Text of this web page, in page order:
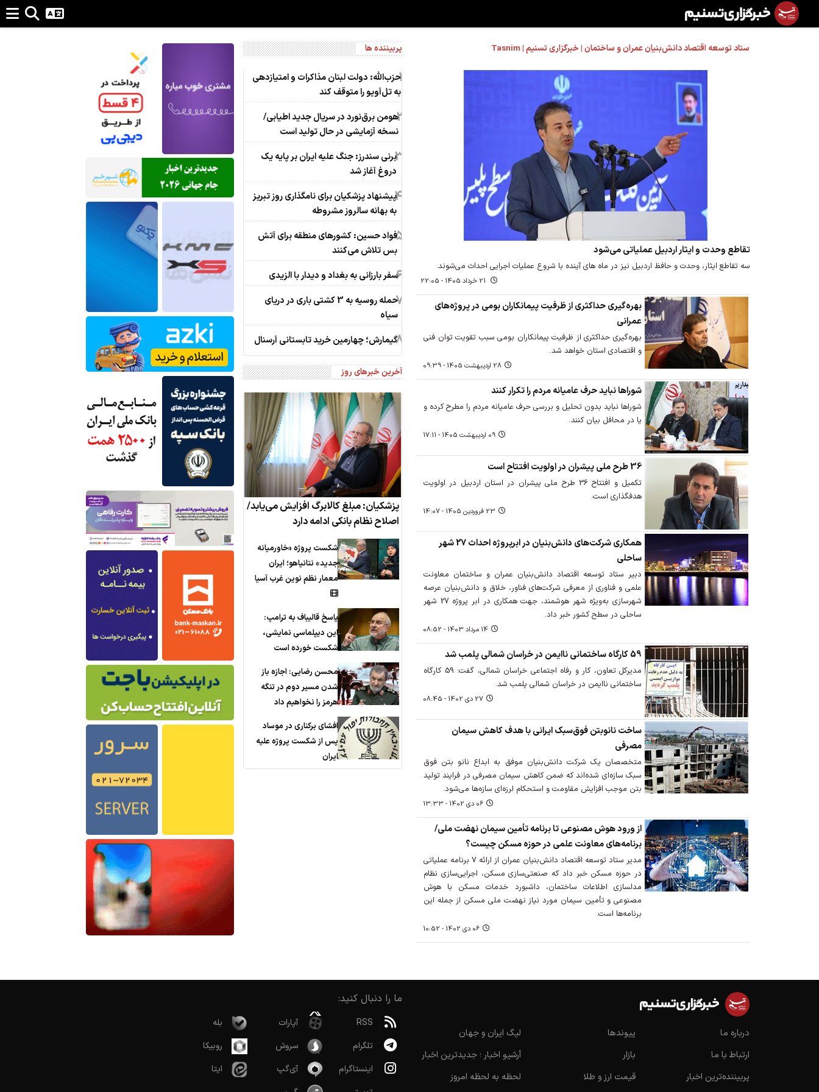
ستاد توسعه اقتصاد دانش‌بنیان عمران و ساختمان | خبرگزاری تسنیم | Tasnim
تقاطع وحدت و ایثار اردبیل عملیاتی می‌شود
سه تقاطع ایثار، وحدت و حافظ اردبیل نیز در ماه های آینده با شروع عملیات اجرایی احداث می‌شوند.
بهره‌گیری حداکثری از ظرفیت پیمانکاران بومی در پروژه‌های
عمرانی
بهره‌گیری حداکثری از ظرفیت پیمانکاران بومی سبب تقویت توان فنی
و اقتصادی استان خواهد شد.
28 ارديبهشت 1405 - 09:39
شوراها نباید حرف عامیانه مردم را تکرار کنند
شوراها نباید بدون تحلیل و بررسی حرف عامیانه مردم را مطرح کرده و
یا در محافل بیان کنند.
09 ارديبهشت 1405 - 17:11
36 طرح ملی پیشران در اولویت افتتاح است
تکمیل و افتتاح 36 طرح ملی پیشران در استان اردبیل در اولویت
هدفگذاری است.
23 فروردين 1405 - 14:07
همکاری شرکت‌های دانش‌بنیان در ابرپروژه احداث 27 شهر
ساحلی
دبیر ستاد توسعه اقتصاد دانش‌بنیان عمران و ساختمان معاونت
علمی و فناوری از معرفی شرکت‌های فناور، خلاق و دانش‌بنیان عرصه
شهرسازی به‌ویژه شهر هوشمند، جهت همکاری در ابر پروژه 27 شهر
ساحلی در سطح کشور خبر داد.
14 مرداد 1403 - 08:52
59 کارگاه ساختمانی ناایمن در خراسان شمالی پلمب شد
مدیرکل تعاون، کار و رفاه اجتماعی خراسان شمالی، گفت: 59 کارگاه
ساختمانی ناایمن در خراسان شمالی پلمب شد.
27 دی 1402 - 08:45
ساخت نانوبتن فوق‌سبک ایرانی با هدف کاهش سیمان
مصرفی
متخصصان یک شرکت دانش‌بنیان موفق به ابداع نانو بتن فوق
سبک سازه‌ای شده‌اند که ضمن کاهش سیمان مصرفی در فرایند تولید
بتن موجب افزایش مقاومت و استحکام لرزه‌ای سازه‌ها می‌شود.
06 دی 1402 - 13:33
از ورود هوش مصنوعی تا برنامه تأمین سیمان نهضت ملی/
برنامه‌های معاونت علمی در حوزه مسکن چیست؟
مدیر ستاد توسعه اقتصاد دانش‌بنیان عمران از ارائه 7 برنامه عملیاتی
در حوزه مسکن خبر داد که صنعتی‌سازی مسکن، اجرایی‌سازی نظام
مدلسازی اطلاعات ساختمان، داشبورد خدمات مسکن با هوش
مصنوعی و تأمین سیمان مورد نیاز نهضت ملی مسکن از جمله این
برنامه‌ها است.
06 دی 1402 - 10:52
پربیننده ها
1حزب‌الله: دولت لبنان مذاکرات و امتیازدهی
به تل‌آویو را متوقف کند
2هومن برق‌نورد در سریال جدید اطیابی/
نسخه آزمایشی در حال تولید است
3برنی سندرز: جنگ علیه ایران بر پایه یک
دروغ آغاز شد
4پیشنهاد پزشکیان برای نامگذاری روز تبریز
به بهانه سالروز مشروطه
5فواد حسین: کشورهای منطقه برای آتش
بس تلاش می‌کنند
6سفر بارزانی به بغداد و دیدار با الزیدی
7
حمله روسیه به 3 کشتی باری در دریای
سیاه
8گیمارش؛ چهارمین خرید تابستانی آرسنال
آخرین خبرهای روز
پزشکیان: مبلغ کالابرگ افزایش می‌یابد/
اصلاح نظام بانکی ادامه دارد
شکست پروژه «خاورمیانه
جدید» نتانیاهو؛ ایران
معمار نظم نوین غرب آسیا
پاسخ قالیباف به ترامپ:
این دیپلماسی نمایشی،
شکست خورده است
محسن رضایی: اجازه باز
شدن مسیر دوم در تنگه
هرمز را نخواهیم داد
افشای برکناری در موساد
پس از شکست پروژه علیه
ایران
درباره ما
ارتباط با ما
پربیننده‌ترین اخبار
پیوندها
بازار
قیمت ارز و طلا
لیگ ایران و جهان
آرشیو اخبار ؛ جدیدترین اخبار
لحظه به لحظه امروز
ما را دنبال کنید:
RSS
تلگرام
اینستاگرام
آپارات
سروش
آی‌گپ
بله
روبیکا
ایتا